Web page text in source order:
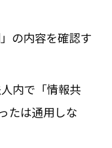
の内容を確認す
内で「情報共
たは通用しな